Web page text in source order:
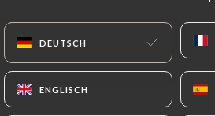
DEUTSCH
ENGLISCH
DEUTSCH
ENGLISCH